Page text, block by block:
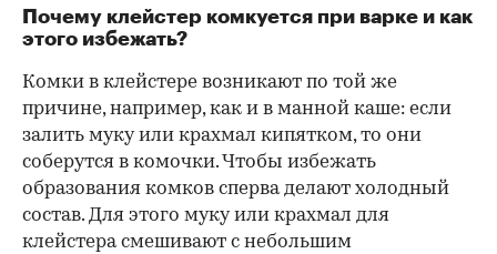
Почему клейстер комкуется при варке и как
этого избежать?
Комки в клейстере возникают по той же
причине, например, как и в манной каше: если
залить муку или крахмал кипятком, то они
соберутся в комочки. Чтобы избежать
образования комков сперва делают холодный
состав. Для этого муку или крахмал для
клейстера смешивают с небольшим